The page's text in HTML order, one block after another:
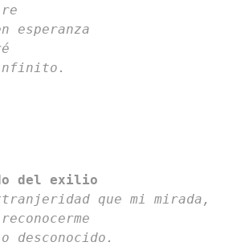
esperanza
del exilio
que mi mirada,
desconocido.